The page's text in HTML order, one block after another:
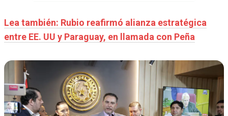
Lea también: Rubio reafirmó alianza estratégica
entre EE. UU y Paraguay, en llamada con Peña